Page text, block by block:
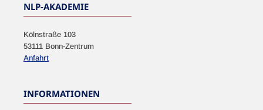
NLP-AKADEMIE
Kölnstraße 103
53111 Bonn-Zentrum
Anfahrt
INFORMATIONEN